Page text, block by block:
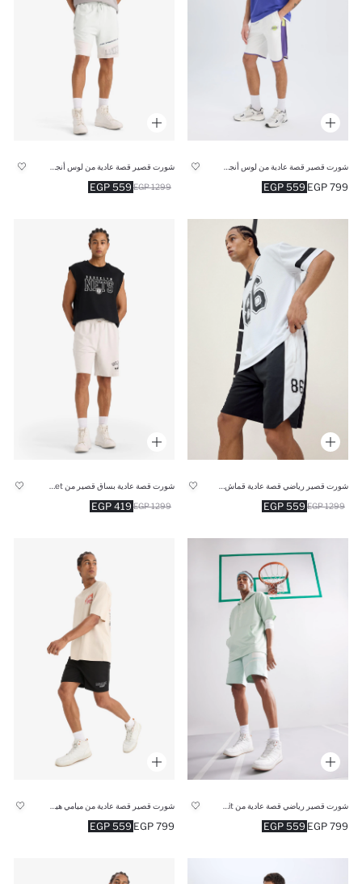
559 EGP 799 EGP
559 EGP 1299 EGP
559 EGP 1299 EGP
419 EGP 1299 EGP
559 EGP 799 EGP
559 EGP 799 EGP